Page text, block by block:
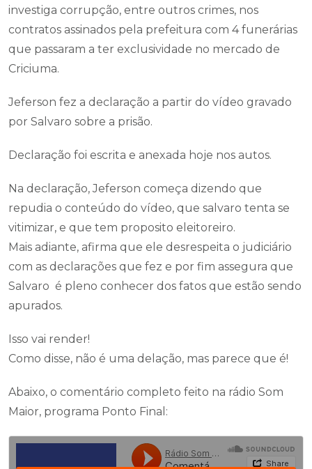
investiga corrupção, entre outros crimes, nos
contratos assinados pela prefeitura com 4 funerárias
que passaram a ter exclusividade no mercado de
Criciuma.
Jeferson fez a declaração a partir do vídeo gravado
por Salvaro sobre a prisão.
Declaração foi escrita e anexada hoje nos autos.
Na declaração, Jeferson começa dizendo que
repudia o conteúdo do vídeo, que salvaro tenta se
vitimizar, e que tem proposito eleitoreiro.
Mais adiante, afirma que ele desrespeita o judiciário
com as declarações que fez e por fim assegura que
Salvaro é pleno conhecer dos fatos que estão sendo
apurados.
Isso vai render!
Como disse, não é uma delação, mas parece que é!
Abaixo, o comentário completo feito na rádio Som
Maior, programa Ponto Final: